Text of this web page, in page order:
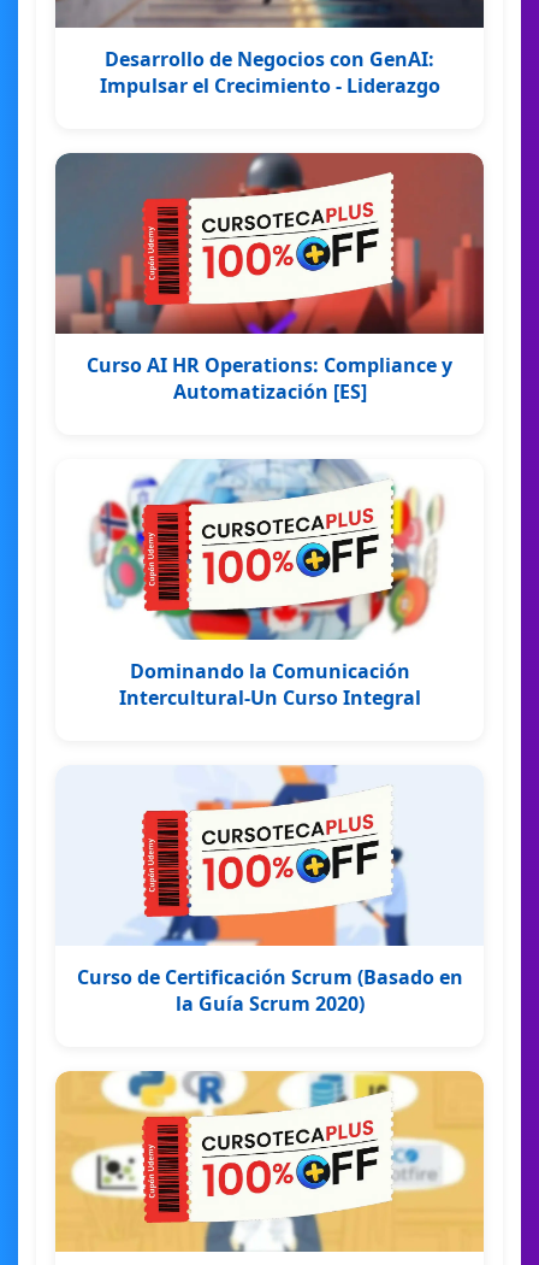
Desarrollo de Negocios con GenAI:
Impulsar el Crecimiento - Liderazgo
Curso AI HR Operations: Compliance y
Automatización [ES]
Dominando la Comunicación
Intercultural-Un Curso Integral
Curso de Certificación Scrum (Basado en
la Guía Scrum 2020)